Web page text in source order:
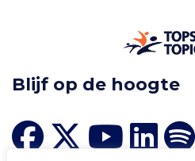
Blijf op de hoogte